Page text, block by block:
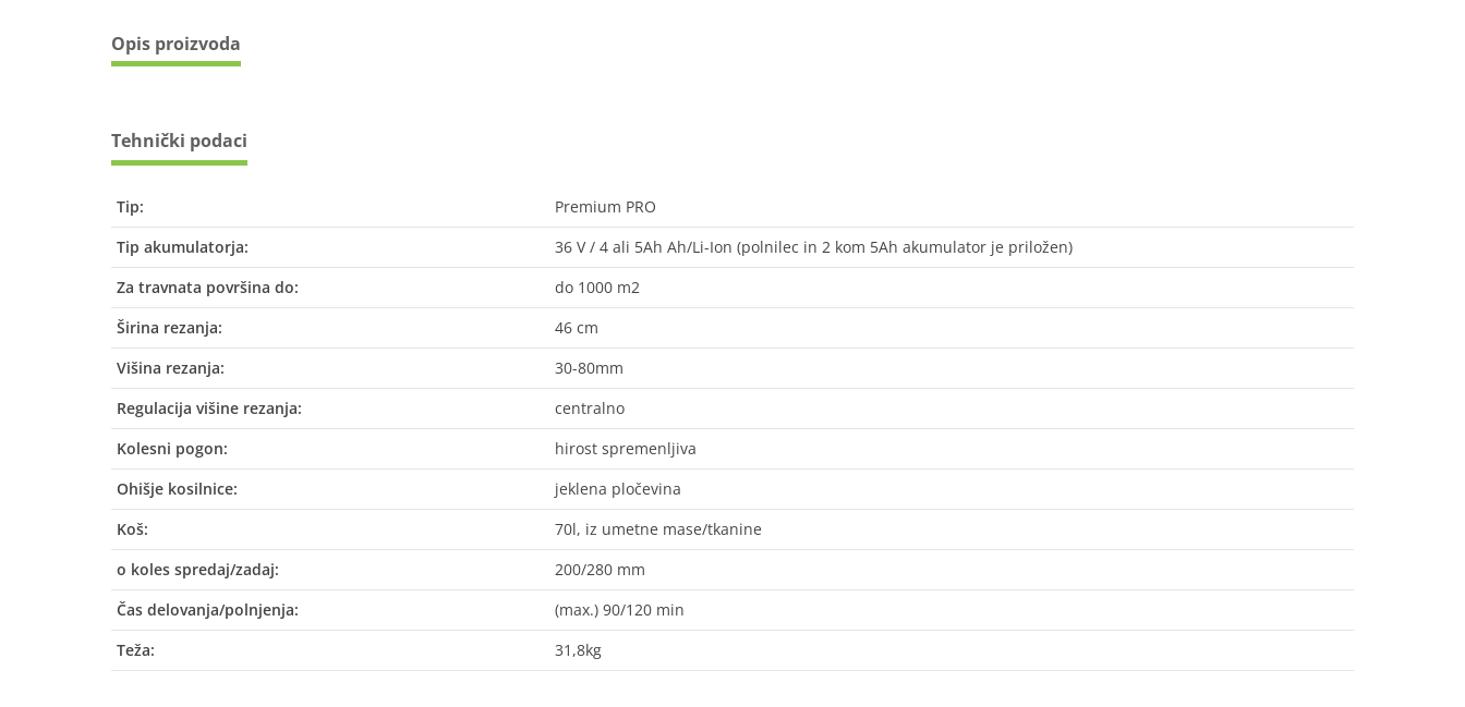
Opis proizvoda
Tehnički podaci
Tip:
Premium PRO
Tip akumulatorja:
36 V / 4 ali 5Ah Ah/Li-Ion (polnilec in 2 kom 5Ah akumulator je priložen)
Za travnata površina do:
do 1000 m2
Širina rezanja:
46 cm
Višina rezanja:
30-80mm
Regulacija višine rezanja:
centralno
Kolesni pogon:
hirost spremenljiva
Ohišje kosilnice:
jeklena pločevina
Koš:
70l, iz umetne mase/tkanine
o koles spredaj/zadaj:
200/280 mm
Čas delovanja/polnjenja:
(max.) 90/120 min
Teža:
31,8kg